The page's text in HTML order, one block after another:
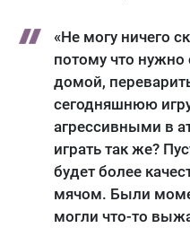
«Не могу ничего
потому что нужно
домой,
сегодняшнюю
агрессивными в
играть так же?
будет более
мячом. Были
могли что-то